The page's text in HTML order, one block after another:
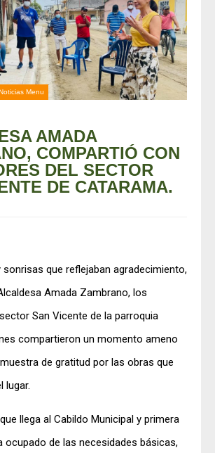
Menu
AMADA
COMPARTIÓ CON
DEL SECTOR
DE CATARAMA.
que reflejaban agradecimiento,
Amada Zambrano, los
San Vicente de la parroquia
compartieron un momento ameno
de gratitud por las obras que
lugar.
llega al Cabildo Municipal y primera
ocupado de las necesidades básicas,